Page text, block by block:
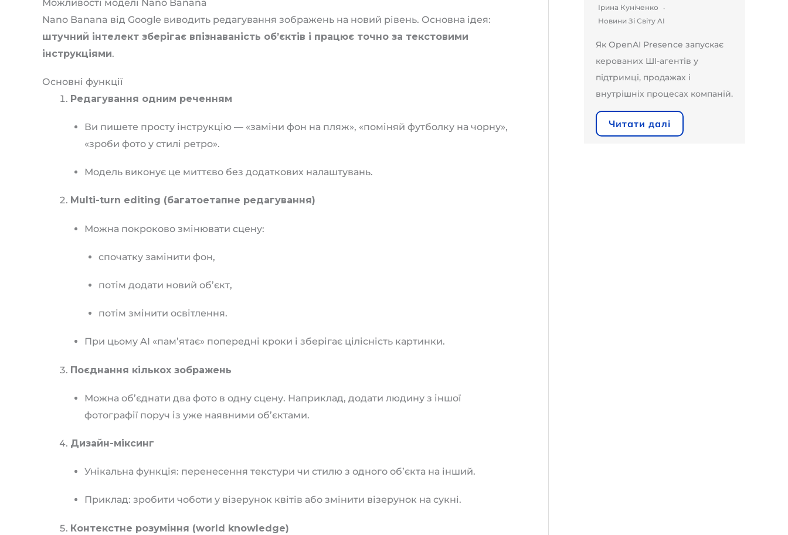
Можливості моделі Nano Banana
Nano Banana від Google виводить редагування зображень на новий рівень. Основна ідея:
штучний інтелект зберігає впізнаваність об’єктів і працює точно за текстовими
інструкціями.
Основні функції
Редагування одним реченням
Ви пишете просту інструкцію — «заміни фон на пляж», «поміняй футболку на чорну»,
«зроби фото у стилі ретро».
Модель виконує це миттєво без додаткових налаштувань.
Multi-turn editing (багатоетапне редагування)
Можна покроково змінювати сцену:
спочатку замінити фон,
потім додати новий об’єкт,
потім змінити освітлення.
При цьому AI «пам’ятає» попередні кроки і зберігає цілісність картинки.
Поєднання кількох зображень
Можна об’єднати два фото в одну сцену. Наприклад, додати людину з іншої
фотографії поруч із уже наявними об’єктами.
Дизайн-міксинг
Унікальна функція: перенесення текстури чи стилю з одного об’єкта на інший.
Приклад: зробити чоботи у візерунок квітів або змінити візерунок на сукні.
Контекстне розуміння (world knowledge)
Ірина Куніченко
Новини Зі Світу AI
Як OpenAI Presence запускає
керованих ШІ-агентів у
підтримці, продажах і
внутрішніх процесах компаній.
Читати далі